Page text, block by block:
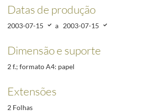
Datas de produção
2003-07-15 a 2003-07-15
Dimensão e suporte
2 f.; formato A4: papel
Extensões
2 Folhas